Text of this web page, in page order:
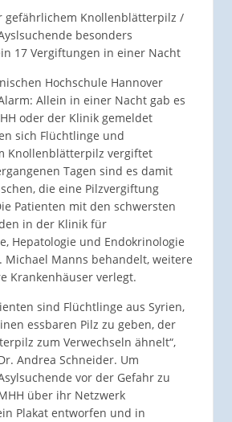
gefährlichem Knollenblätterpilz /
besonders
17 Vergiftungen in einer Nacht
Hochschule Hannover
Allein in einer Nacht gab es
oder der Klinik gemeldet
sich Flüchtlinge und
Knollenblätterpilz vergiftet
Tagen sind es damit
die eine Pilzvergiftung
Patienten mit den schwersten
in der Klinik für
Hepatologie und Endokrinologie
Michael Manns behandelt, weitere
Krankenhäuser verlegt.
sind Flüchtlinge aus Syrien,
essbaren Pilz zu geben, der
zum Verwechseln ähnelt“,
Andrea Schneider. Um
vor der Gefahr zu
über ihr Netzwerk
Plakat entworfen und in